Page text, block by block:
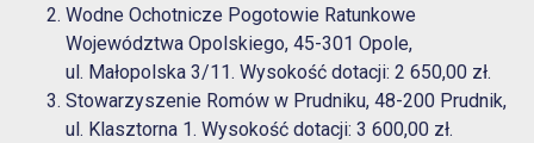
Wodne Ochotnicze Pogotowie Ratunkowe
Województwa Opolskiego, 45-301 Opole,
ul. Małopolska 3/11. Wysokość dotacji: 2 650,00 zł.
Stowarzyszenie Romów w Prudniku, 48-200 Prudnik,
ul. Klasztorna 1. Wysokość dotacji: 3 600,00 zł.